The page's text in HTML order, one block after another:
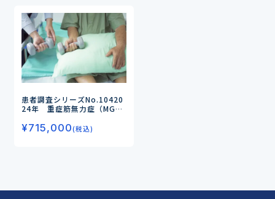
患者調査シリーズNo.10420
24年 重症筋無力症（MG）
治療経験がある人は1～2割
／今後の治療で分子標的薬の
¥715,000(税込)